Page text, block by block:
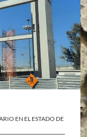
EN EL ESTADO DE